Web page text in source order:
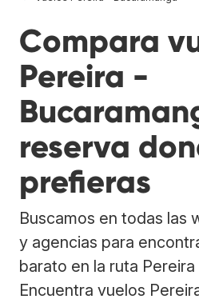
Compara
Pereira -
reserva
prefieras
Buscamos en todas las
y agencias para
barato en la ruta
Encuentra vuelos